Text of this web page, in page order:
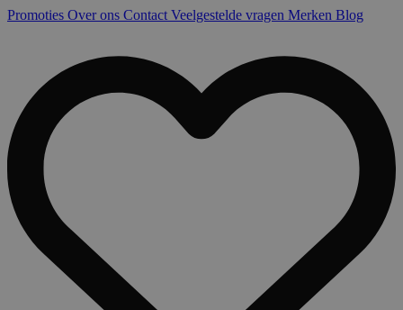
Promoties Over ons Contact Veelgestelde vragen Merken Blog